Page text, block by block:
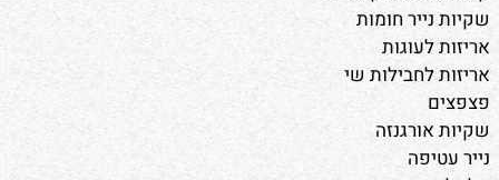
שקיות נייר חומות
אריזות לעוגות
אריזות לחבילות שי
פצפצים
שקיות אורגנזה
נייר עטיפה